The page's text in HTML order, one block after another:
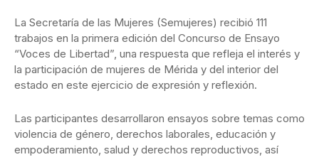
La Secretaría de las Mujeres (Semujeres) recibió 111
trabajos en la primera edición del Concurso de Ensayo
“Voces de Libertad”, una respuesta que refleja el interés y
la participación de mujeres de Mérida y del interior del
estado en este ejercicio de expresión y reflexión.
Las participantes desarrollaron ensayos sobre temas como
violencia de género, derechos laborales, educación y
empoderamiento, salud y derechos reproductivos, así